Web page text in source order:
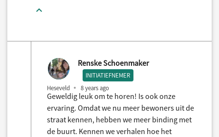
Renske Schoenmaker
INITIATIEFNEMER
Heseveld 8 years ago
Geweldig leuk om te horen! Is ook onze
ervaring. Omdat we nu meer bewoners uit de
straat kennen, hebben we meer binding met
de buurt. Kennen we verhalen hoe het